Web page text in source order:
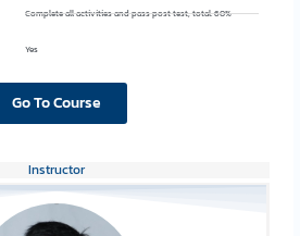
Complete all activities and pass post test, total: 60%
Yes
Go To Course
Instructor